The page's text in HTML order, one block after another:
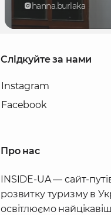
hanna.burlaka
Слідкуйте за нами
Instagram
Facebook
Про нас
INSIDE-UA — сайт-
розвитку туризму в
освітлюємо